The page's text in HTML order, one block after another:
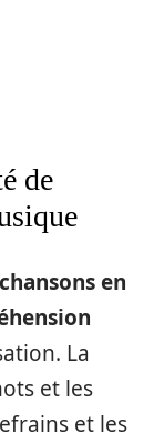
de
chansons en
La
et les
et les